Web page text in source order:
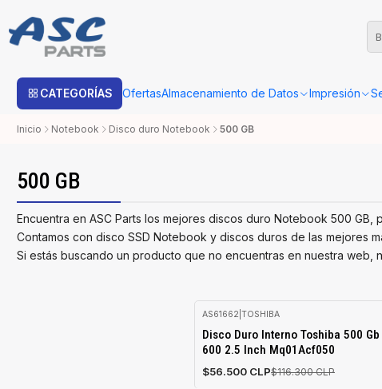
CATEGORÍAS OfertasAlmacenamiento de Datos Impresión
Estimado cliente: Una vez su compra sea procesada con
Inicio Notebook Disco duro Notebook 500 GB
500 GB
Encuentra en ASC Parts los mejores discos duro Notebook 500 GB,
Contamos con disco SSD Notebook y discos duros de las mejores
Si estás buscando un producto que no encuentras en nuestra
-51%
OFF
AS61662 TOSHIBA
Disco Duro Interno Toshiba 500 Gb
600 2.5 Inch Mq01Acf050
$56.500 CLP$116.300 CLP